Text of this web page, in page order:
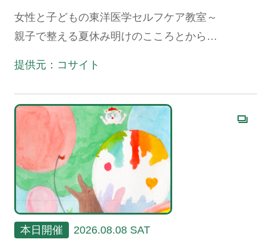
女性と子どもの東洋医学セルフケア教室～
親子で整える夏休み明けのこころとからだ
提供元：コサイト
本日開催 2026.08.08 SAT